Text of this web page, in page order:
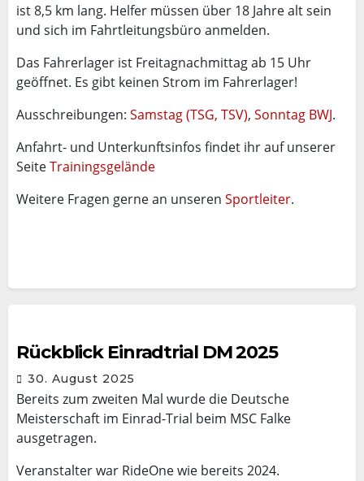
ist 8,5 km lang. Helfer müssen über 18 Jahre alt sein
und sich im Fahrtleitungsbüro anmelden.
Das Fahrerlager ist Freitagnachmittag ab 15 Uhr
geöffnet. Es gibt keinen Strom im Fahrerlager!
Ausschreibungen: Samstag (TSG, TSV), Sonntag BWJ.
Anfahrt- und Unterkunftsinfos findet ihr auf unserer
SeiteTrainingsgelände
Weitere Fragen gerne an unseren Sportleiter.
Rückblick Einradtrial DM 2025
30. August 2025
Bereits zum zweiten Mal wurde die Deutsche
Meisterschaft im Einrad-Trial beim MSC Falke
ausgetragen.
Veranstalter war RideOne wie bereits 2024.